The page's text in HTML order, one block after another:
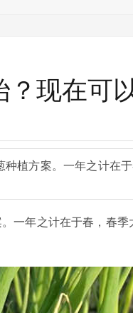
现在可
植方案。一年之计在
一年之计在于春，春